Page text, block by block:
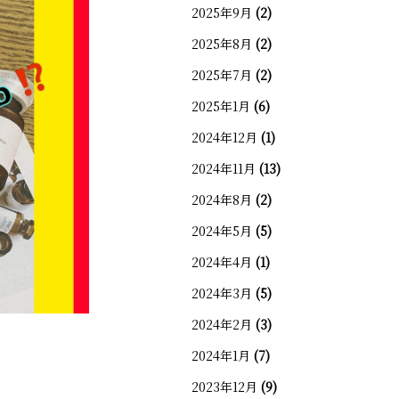
2025年9月 (2)
2025年8月 (2)
2025年7月 (2)
2025年1月 (6)
2024年12月 (1)
2024年11月 (13)
2024年8月 (2)
2024年5月 (5)
2024年4月 (1)
2024年3月 (5)
2024年2月 (3)
2024年1月 (7)
2023年12月 (9)